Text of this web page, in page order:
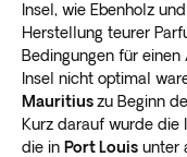
Insel, wie Ebenholz
Herstellung teurer
Bedingungen für
Insel nicht optimal
Mauritiuszu Beginn
Kurz darauf wurde die
die in Port Louis unter